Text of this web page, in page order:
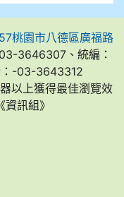
桃園市八德區廣福路
3646307、統編：
-03-3643312
以上獲得最佳瀏覽效
訊組》